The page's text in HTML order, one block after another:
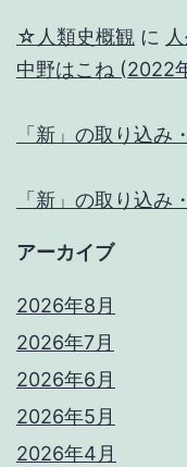
☆人類史概観 に
中野はこね (2022
「新」の取り込み
「新」の取り込み
アーカイブ
2026年8月
2026年7月
2026年6月
2026年5月
2026年4月